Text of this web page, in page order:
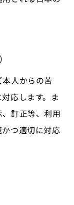
人からの苦
応します。ま
訂正等、利用
つ適切に対応